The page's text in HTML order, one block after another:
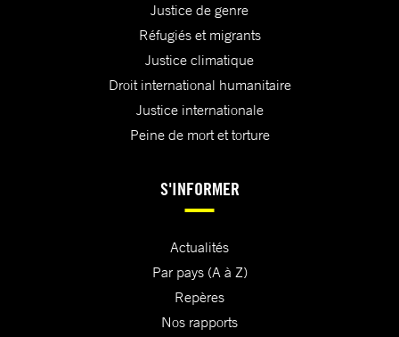
Justice de genre
Réfugiés et migrants
Justice climatique
Droit international humanitaire
Justice internationale
Peine de mort et torture
S'INFORMER
Actualités
Par pays (A à Z)
Repères
Nos rapports